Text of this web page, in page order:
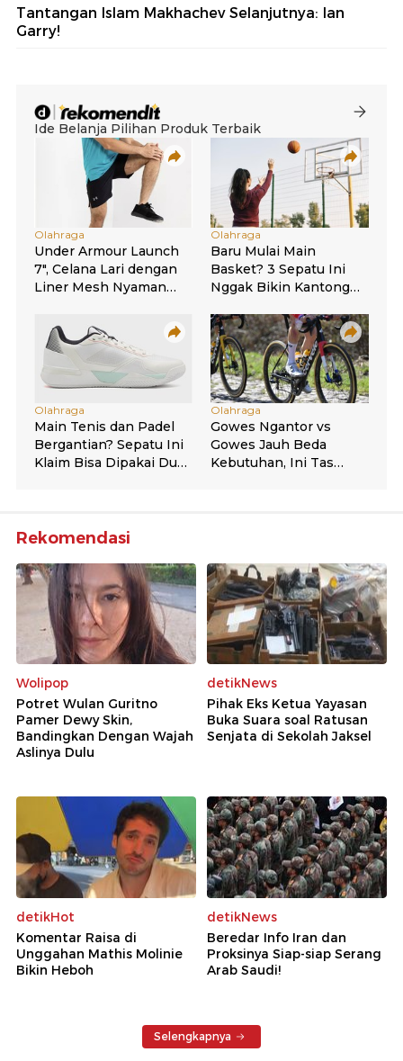
Tantangan Islam Makhachev Selanjutnya: Ian
Garry!
Rekomendasi
Wolipop
Potret Wulan Guritno
Pamer Dewy Skin,
Bandingkan Dengan Wajah
Aslinya Dulu
detikNews
Pihak Eks Ketua Yayasan
Buka Suara soal Ratusan
Senjata di Sekolah Jaksel
detikHot
Komentar Raisa di
Unggahan Mathis Molinie
Bikin Heboh
detikNews
Beredar Info Iran dan
Proksinya Siap-siap Serang
Arab Saudi!
Selengkapnya